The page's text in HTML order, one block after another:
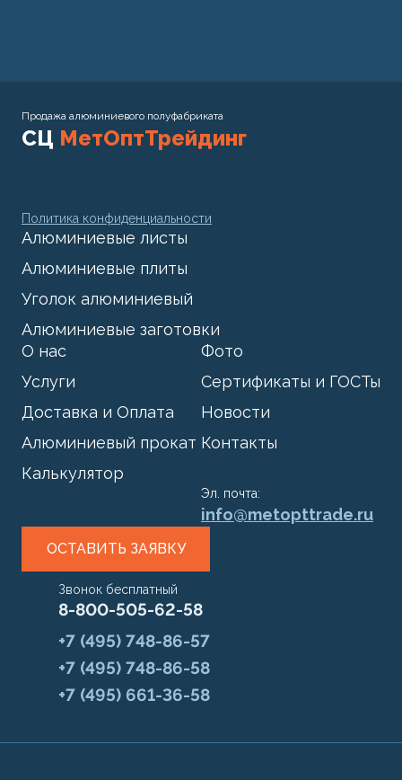
Продажа алюминиевого полуфабриката
СЦ МетОптТрейдинг
Политика конфиденциальности
Алюминиевые листы
Алюминиевые плиты
Уголок алюминиевый
Алюминиевые заготовки
О нас
Услуги
Доставка и Оплата
Алюминиевый прокат
Калькулятор
Фото
Сертификаты и ГОСТы
Новости
Контакты
Эл. почта:
info@metopttrade.ru
ОСТАВИТЬ ЗАЯВКУ
Звонок бесплатный
8-800-505-62-58
+7 (495) 748-86-57
+7 (495) 748-86-58
+7 (495) 661-36-58